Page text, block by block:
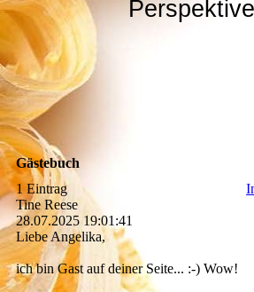
Gästebuch
1 Eintrag
Tine Reese
28.07.2025 19:01:41
Liebe Angelika,
ich bin Gast auf deiner Seite... :-) Wow!